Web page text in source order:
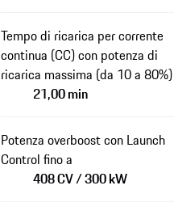
Tempo di ricarica per corrente
continua (CC) con potenza di
ricarica massima (da 10 a 80%)
21,00 min
Potenza overboost con Launch
Control fino a
408 CV / 300 kW